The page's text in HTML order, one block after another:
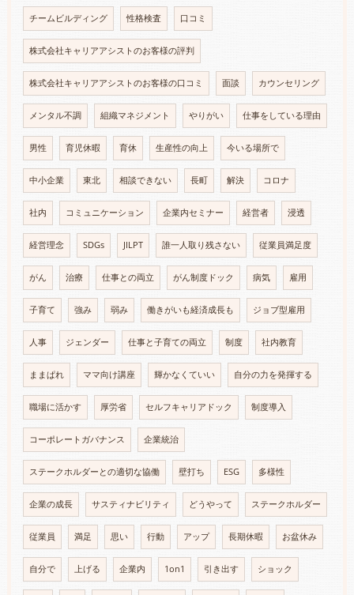
チームビルディング 性格検査 口コミ
株式会社キャリアアシストのお客様の評判
株式会社キャリアアシストのお客様の口コミ 面談 カウンセリング
メンタル不調 組織マネジメント やりがい 仕事をしている理由
男性 育児休暇 育休 生産性の向上 今いる場所で
中小企業 東北 相談できない 長町 解決 コロナ
社内 コミュニケーション 企業内セミナー 経営者 浸透
経営理念 SDGs JILPT 誰一人取り残さない 従業員満足度
がん 治療 仕事との両立 がん制度ドック 病気 雇用
子育て 強み 弱み 働きがいも経済成長も ジョブ型雇用
人事 ジェンダー 仕事と子育ての両立 制度 社内教育
ままぱれ ママ向け講座 輝かなくていい 自分の力を発揮する
職場に活かす 厚労省 セルフキャリアドック 制度導入
コーポレートガバナンス 企業統治
ステークホルダーとの適切な協働 壁打ち ESG 多様性
企業の成長 サスティナビリティ どうやって ステークホルダー
従業員 満足 思い 行動 アップ 長期休暇 お盆休み
自分で 上げる 企業内 1on1 引き出す ショック